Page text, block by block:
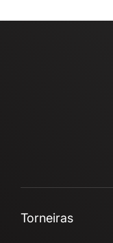
Torneiras